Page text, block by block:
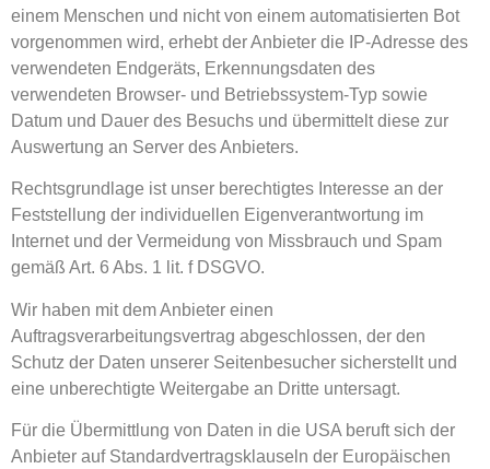
einem Menschen und nicht von einem automatisierten Bot
vorgenommen wird, erhebt der Anbieter die IP-Adresse des
verwendeten Endgeräts, Erkennungsdaten des
verwendeten Browser- und Betriebssystem-Typ sowie
Datum und Dauer des Besuchs und übermittelt diese zur
Auswertung an Server des Anbieters.
Rechtsgrundlage ist unser berechtigtes Interesse an der
Feststellung der individuellen Eigenverantwortung im
Internet und der Vermeidung von Missbrauch und Spam
gemäß Art. 6 Abs. 1 lit. f DSGVO.
Wir haben mit dem Anbieter einen
Auftragsverarbeitungsvertrag abgeschlossen, der den
Schutz der Daten unserer Seitenbesucher sicherstellt und
eine unberechtigte Weitergabe an Dritte untersagt.
Für die Übermittlung von Daten in die USA beruft sich der
Anbieter auf Standardvertragsklauseln der Europäischen